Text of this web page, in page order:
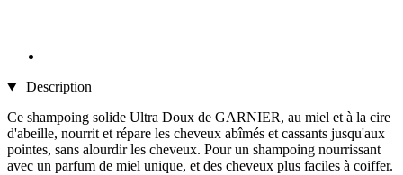
Description
Ce shampoing solide Ultra Doux de GARNIER, au miel et à la cire
d'abeille, nourrit et répare les cheveux abîmés et cassants jusqu'aux
pointes, sans alourdir les cheveux. Pour un shampoing nourrissant
avec un parfum de miel unique, et des cheveux plus faciles à coiffer.